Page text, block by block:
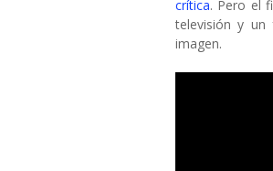
crítica. Pero el
televisión y un
imagen.